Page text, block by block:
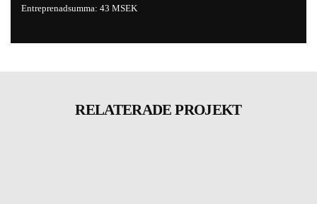
Entreprenadsumma: 43 MSEK
RELATERADE PROJEKT